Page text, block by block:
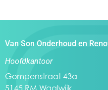
Van Son Onderhoud en
Hoofdkantoor
Gompenstraat 43a